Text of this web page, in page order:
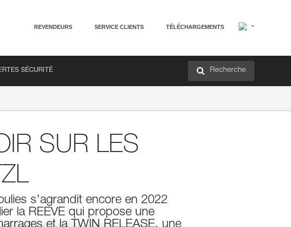
REVENDEURS SERVICE CLIENTS TÉLÉCHARGEMENTS
SÉCURITÉ Recherche
SUR LES
s’agrandit encore en 2022
la REEVE qui propose une